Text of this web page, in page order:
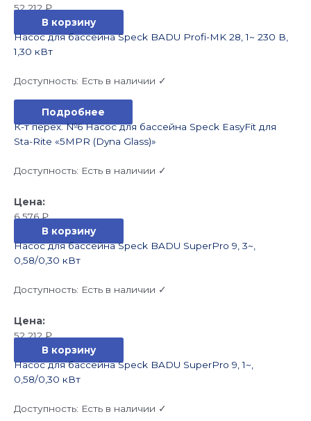
52 212₽
В корзину
Насос для бассейна Speck BADU Profi-MK 28, 1~ 230 В,
1,30 кВт
Доступность: Есть в наличии ✓
Подробнее
К-т перех. №6 Насос для бассейна Speck EasyFit для
Sta-Rite «5MPR (Dyna Glass)»
Доступность: Есть в наличии ✓
6 576₽
В корзину
Насос для бассейна Speck BADU SuperPro 9, 3~,
0,58/0,30 кВт
Доступность: Есть в наличии ✓
52 212₽
В корзину
Насос для бассейна Speck BADU SuperPro 9, 1~,
0,58/0,30 кВт
Доступность: Есть в наличии ✓